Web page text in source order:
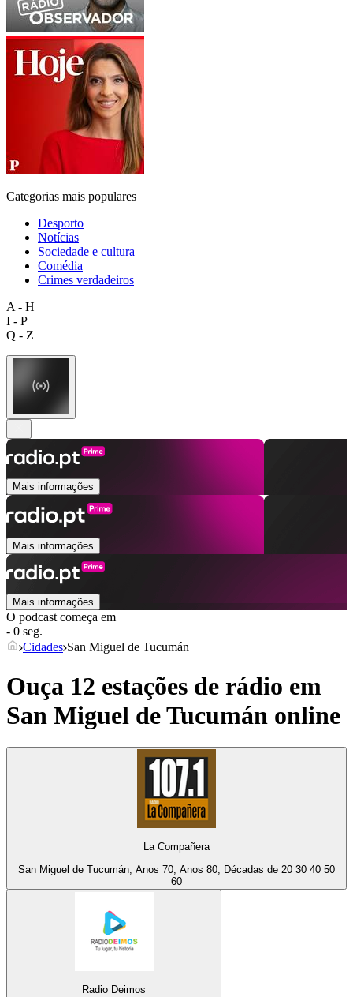
Categorias mais populares
Desporto
Notícias
Sociedade e cultura
Comédia
Crimes verdadeiros
A - H
I - P
Q - Z
Mais informações
Mais informações
Mais informações
O podcast começa em
- 0 seg.
Cidades San Miguel de Tucumán
Ouça 12 estações de rádio em
San Miguel de Tucumán online
La Compañera
San Miguel de Tucumán, Anos 70, Anos 80, Décadas de 20 30 40 50
60
Radio Deimos